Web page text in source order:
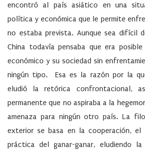
encontró al país asiático en una
política y económica que le permite
no estaba prevista. Aunque sea difícil
China todavía pensaba que era
económico y su sociedad sin
ningún tipo. Esa es la razón por la
eludió la retórica confrontacional,
permanente que no aspiraba a la
amenaza para ningún otro país. La
exterior se basa en la cooperación, el
práctica del ganar-ganar, eludiendo